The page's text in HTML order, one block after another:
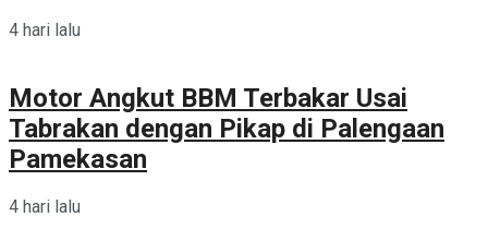
4 hari lalu
Motor Angkut BBM Terbakar Usai
Tabrakan dengan Pikap di Palengaan
Pamekasan
4 hari lalu